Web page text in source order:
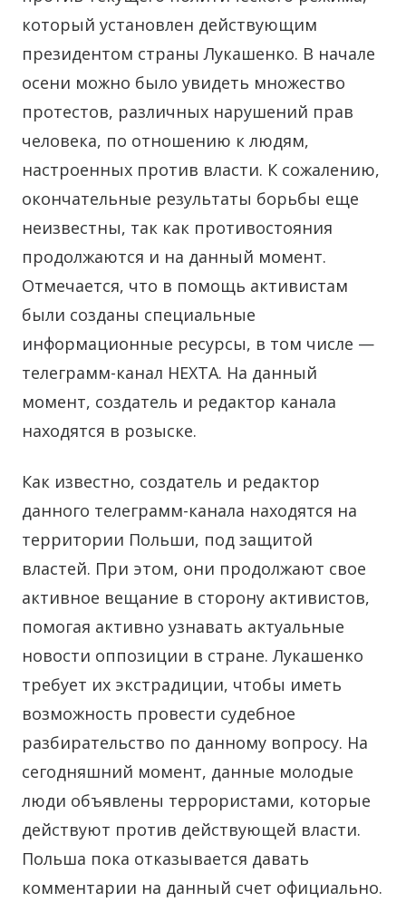
который установлен действующим
президентом страны Лукашенко. В начале
осени можно было увидеть множество
протестов, различных нарушений прав
человека, по отношению к людям,
настроенных против власти. К сожалению,
окончательные результаты борьбы еще
неизвестны, так как противостояния
продолжаются и на данный момент.
Отмечается, что в помощь активистам
были созданы специальные
информационные ресурсы, в том числе —
телеграмм-канал НЕХТА. На данный
момент, создатель и редактор канала
находятся в розыске.
Как известно, создатель и редактор
данного телеграмм-канала находятся на
территории Польши, под защитой
властей. При этом, они продолжают свое
активное вещание в сторону активистов,
помогая активно узнавать актуальные
новости оппозиции в стране. Лукашенко
требует их экстрадиции, чтобы иметь
возможность провести судебное
разбирательство по данному вопросу. На
сегодняшний момент, данные молодые
люди объявлены террористами, которые
действуют против действующей власти.
Польша пока отказывается давать
комментарии на данный счет официально.